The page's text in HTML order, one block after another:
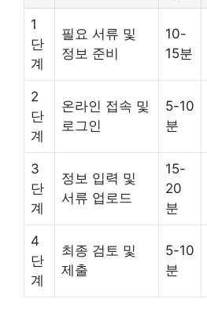
1
단
계
필요 서류 및
정보 준비
10-
15분
2
단
계
온라인 접속 및
로그인
5-10
분
3
단
계
정보 입력 및
서류 업로드
15-
20
분
4
단
계
최종 검토 및
제출
5-10
분